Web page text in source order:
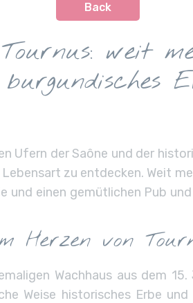
Back
weit
Ufern der Saône und der
zu entdecken. Weit
und einen gemütlichen Pub
Herzen von
Wachhaus aus dem
Weise historisches Erbe